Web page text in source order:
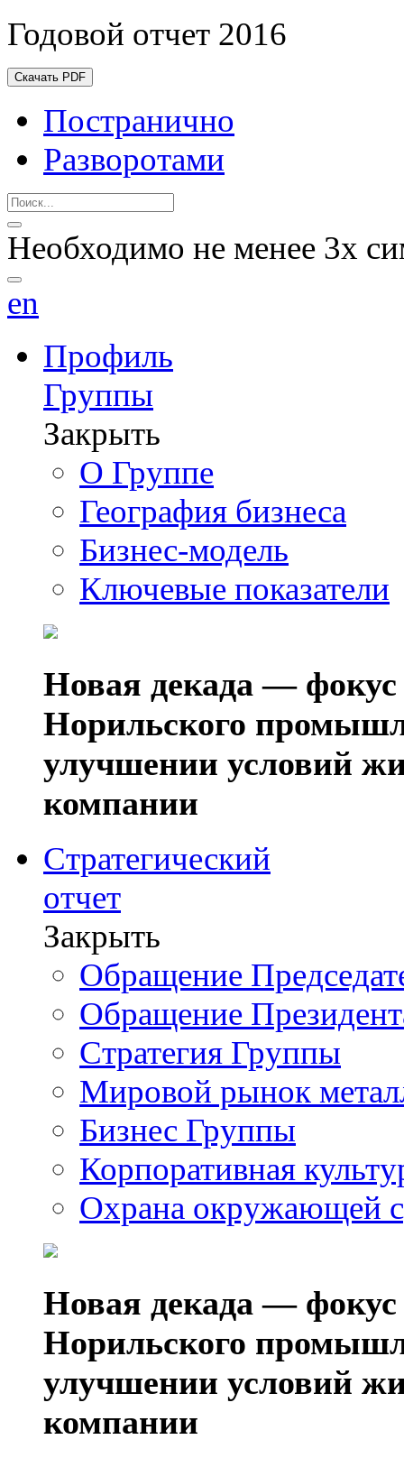
Годовой отчет 2016
Скачать PDF
Постранично
Разворотами
Необходимо не менее 3х
en
Профиль
Группы
Закрыть
О Группе
География бизнеса
Бизнес-модель
Ключевые показатели
Новая декада — фокус
Норильского
улучшении условий
компании
Стратегический
отчет
Закрыть
Обращение
Обращение
Стратегия Группы
Мировой рынок
Бизнес Группы
Корпоративная
Охрана окружающей
Новая декада — фокус
Норильского
улучшении условий
компании